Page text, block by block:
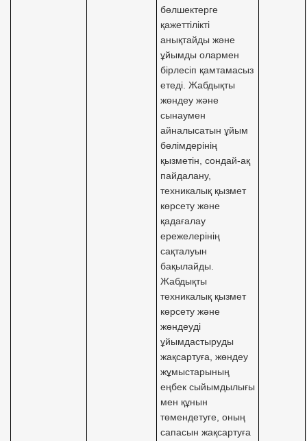
бөлшектерге
қажеттілікті
анықтайды және
ұйымды олармен
бірлесіп қамтамасыз
етеді. Жабдықты
жөндеу және
сынаумен
айналысатын ұйым
бөлімдерінің
қызметін, сондай-ақ
пайдалану,
техникалық қызмет
көрсету және
қадағалау
ережелерінің
сақталуын
бақылайды.
Жабдықты
техникалық қызмет
көрсету және
жөндеуді
ұйымдастыруды
жақсартуға, жөндеу
жұмыстарының
еңбек сыйымдылығы
мен құнын
төмендетуге, оның
сапасын жақсартуға